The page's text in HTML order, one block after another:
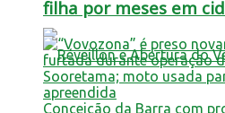
filha por meses em